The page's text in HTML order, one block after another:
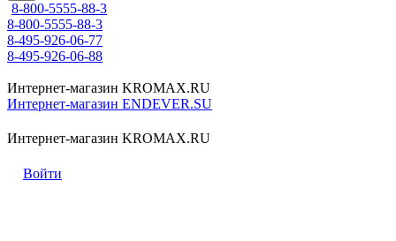
8-800-5555-88-3
8-800-5555-88-3
8-495-926-06-77
8-495-926-06-88
Интернет-магазин KROMAX.RU
Интернет-магазин ENDEVER.SU
Интернет-магазин KROMAX.RU
Войти